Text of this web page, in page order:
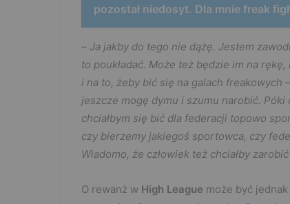
pozostał niedosyt. Dla mnie freak
– Ja jakby do tego nie dążę. Jestem
to poukładać. Może też będzie im na
i na to, żeby bić się na galach freakowych
jeszcze mogę dymu i szumu narobić.
chciałbym się bić dla federacji topowo
czy bierzemy jakiegoś sportowca, czy
Wiadomo, że człowiek też chciałby
O rewanż w High League może być